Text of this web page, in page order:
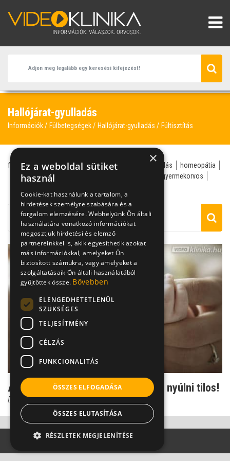
Hallójárat-gyulladás
Információk Fülbetegségek Hallójárat-gyulladás Fültisztítás
fül-orr-gégész fül hallójárat-gyulladás fülgyulladás
homeopátia
csecsemőgondozás
gyermekorvos
A fültisztítás veszélyei - babafülbe nyúlni tilos!
Dr. Helfferich Frigyes
×
Ez a weboldal sütiket
használ
Cookie-kat használunk a tartalom, a
hirdetések személyre szabására és a
forgalom elemzésére. Webhelyünk Ön általi
használatára vonatkozó információkat
megosztjuk hirdetési és elemző
partnereinkkel is, akik egyesíthetik azokat
más információkkal, amelyeket Ön
biztosított számukra, vagy amelyeket a
szolgáltatásaik Ön általi használatából
gyűjtöttek össze. Bővebben
ELENGEDHETETLENÜL
SZÜKSÉGES
TELJESÍTMÉNY
CÉLZÁS
FUNKCIONALITÁS
ÖSSZES ELFOGADÁSA
ÖSSZES ELUTASÍTÁSA
RÉSZLETEK MEGJELENÍTÉSE